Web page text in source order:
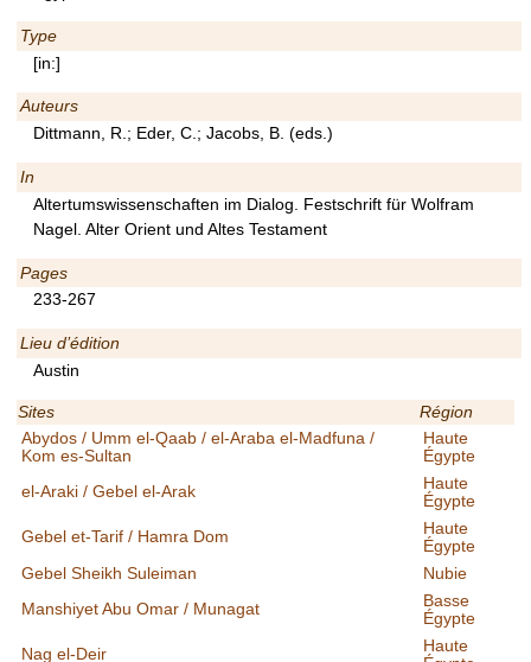
Type
[in:]
Auteurs
Dittmann, R.; Eder, C.; Jacobs, B. (eds.)
In
Altertumswissenschaften im Dialog. Festschrift für Wolfram
Nagel. Alter Orient und Altes Testament
Pages
233-267
Lieu d’édition
Austin
Sites
Région
Abydos / Umm el-Qaab / el-Araba el-Madfuna /
Kom es-Sultan
Haute
Égypte
el-Araki / Gebel el-Arak
Haute
Égypte
Gebel et-Tarif / Hamra Dom
Haute
Égypte
Gebel Sheikh Suleiman
Nubie
Manshiyet Abu Omar / Munagat
Basse
Égypte
Nag el-Deir
Haute